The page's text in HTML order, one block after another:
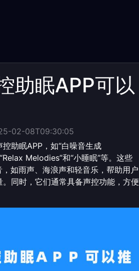
助眠APP可以
02-08T09:30:05
助眠APP，如“白噪音生成
Melodies”和“小睡眠”等。这些
如雨声、海浪声和轻音乐，帮助用户
同时，它们通常具备声控功能，方便